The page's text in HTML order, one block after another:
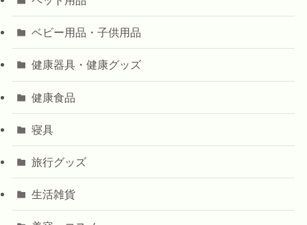
ベビー用品・子供用品
健康器具・健康グッズ
健康食品
寝具
旅行グッズ
生活雑貨